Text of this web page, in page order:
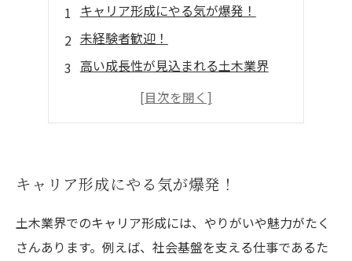
キャリア形成にやる気が爆発！
未経験者歓迎！
高い成長性が見込まれる土木業界
充実の研修やキャリア支援制度！
やりがいある仕事が待っている！
キャリア形成にやる気が爆発！
土木業界でのキャリア形成には、やりがいや魅力がたく
さんあります。例えば、社会基盤を支える仕事であるた